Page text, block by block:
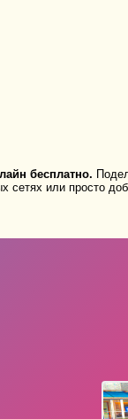
бесплатно.
или просто